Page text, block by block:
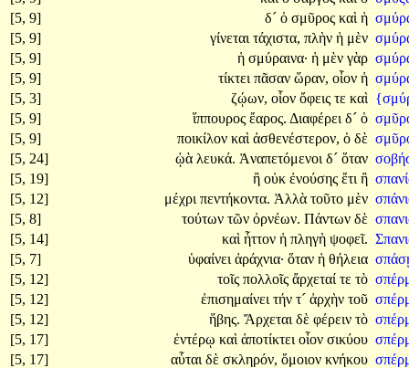
[5, 9]
δ´ ὁ σμῦρος καὶ ἡ
[5, 9]
γίνεται τάχιστα, πλὴν ἡ μὲν
[5, 9]
ἡ σμύραινα· ἡ μὲν γὰρ
[5, 9]
τίκτει πᾶσαν ὥραν, οἷον ἡ
[5, 3]
ζῴων, οἷον ὄφεις τε καὶ
[5, 9]
ἵππουρος ἔαρος. Διαφέρει δ´ ὁ
[5, 9]
ποικίλον καὶ ἀσθενέστερον, ὁ δὲ
[5, 24]
ᾠὰ λευκά. Ἀναπετόμενοι δ´ ὅταν
[5, 19]
ἢ οὐκ ἐνούσης ἔτι ἢ
[5, 12]
μέχρι πεντήκοντα. Ἀλλὰ τοῦτο μὲν
[5, 8]
τούτων τῶν ὀρνέων. Πάντων δὲ
[5, 14]
καὶ ἧττον ἡ πληγὴ ψοφεῖ.
[5, 7]
ὑφαίνει ἀράχνια· ὅταν ἡ θήλεια
[5, 12]
τοῖς πολλοῖς ἄρχεταί τε τὸ
[5, 12]
ἐπισημαίνει τήν τ´ ἀρχὴν τοῦ
[5, 12]
ἥβης. Ἄρχεται δὲ φέρειν τὸ
[5, 17]
ἐντέρῳ καὶ ἀποτίκτει οἷον σικύου
[5, 17]
αὗται δὲ σκληρόν, ὅμοιον κνήκου